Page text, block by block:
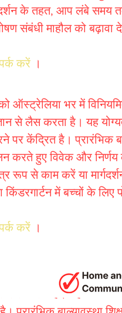
के तहत, आप लंबे समय
संबंधी माहौल को बढ़ावा
करें ।
ऑस्ट्रेलिया भर में
से लैस करता है। यह
पर केंद्रित है। प्रारंभिक
करते हुए विवेक और निर्णय
रूप से काम करें या
में बच्चों के लिए
करें ।
ऑस्ट्रेलिया भर में
करता है। यह योग्यता